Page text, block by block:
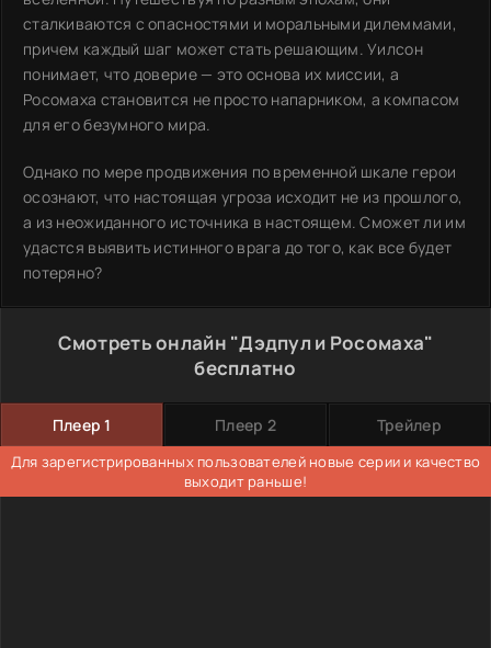
сталкиваются с опасностями и моральными дилеммами,
причем каждый шаг может стать решающим. Уилсон
понимает, что доверие — это основа их миссии, а
Росомаха становится не просто напарником, а компасом
для его безумного мира.
Однако по мере продвижения по временной шкале герои
осознают, что настоящая угроза исходит не из прошлого,
а из неожиданного источника в настоящем. Сможет ли им
удастся выявить истинного врага до того, как все будет
потеряно?
Смотреть онлайн "Дэдпул и Росомаха"
бесплатно
Плеер 1 Плеер 2 Трейлер
Для зарегистрированных пользователей новые серии и качество
выходит раньше!